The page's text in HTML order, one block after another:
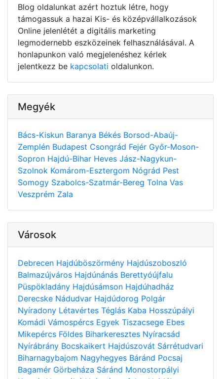
Blog oldalunkat azért hoztuk létre, hogy
támogassuk a hazai Kis- és középvállalkozások
Online jelenlétét a digitális marketing
legmodernebb eszközeinek felhasználásával. A
honlapunkon való megjelenéshez kérlek
jelentkezz be kapcsolati oldalunkon.
Megyék
Bács-Kiskun Baranya Békés Borsod-Abaúj-
Zemplén Budapest Csongrád Fejér Győr-Moson-
Sopron Hajdú-Bihar Heves Jász-Nagykun-
Szolnok Komárom-Esztergom Nógrád Pest
Somogy Szabolcs-Szatmár-Bereg Tolna Vas
Veszprém Zala
Városok
Debrecen Hajdúböszörmény Hajdúszoboszló
Balmazújváros Hajdúnánás Berettyóújfalu
Püspökladány Hajdúsámson Hajdúhadház
Derecske Nádudvar Hajdúdorog Polgár
Nyíradony Létavértes Téglás Kaba Hosszúpályi
Komádi Vámospércs Egyek Tiszacsege Ebes
Mikepércs Földes Biharkeresztes Nyíracsád
Nyírábrány Bocskaikert Hajdúszovát Sárrétudvari
Biharnagybajom Nagyhegyes Báránd Pocsaj
Bagamér Görbeháza Sáránd Monostorpályi